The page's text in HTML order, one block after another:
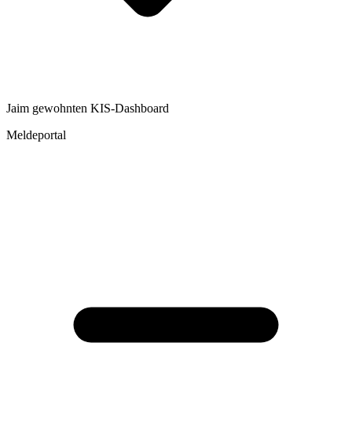
Jaim gewohnten KIS-Dashboard
Meldeportal